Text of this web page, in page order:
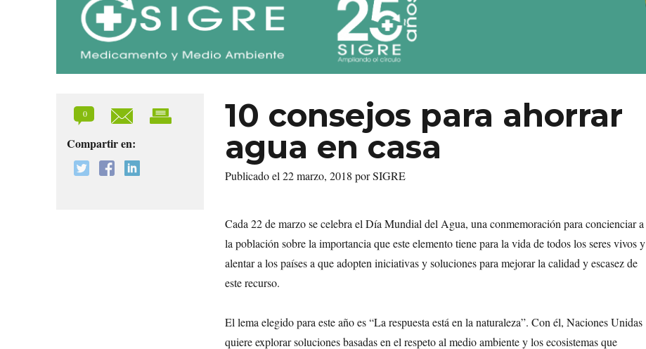
10 consejos para ahorrar
agua en casa
Publicado el 22 marzo, 2018 por SIGRE
Cada 22 de marzo se celebra el Día Mundial del Agua, una conmemoración para concienciar a
la población sobre la importancia que este elemento tiene para la vida de todos los seres vivos y
alentar a los países a que adopten iniciativas y soluciones para mejorar la calidad y escasez de
este recurso.
El lema elegido para este año es “La respuesta está en la naturaleza”. Con él, Naciones Unidas
quiere explorar soluciones basadas en el respeto al medio ambiente y los ecosistemas que
0
Compartir en: